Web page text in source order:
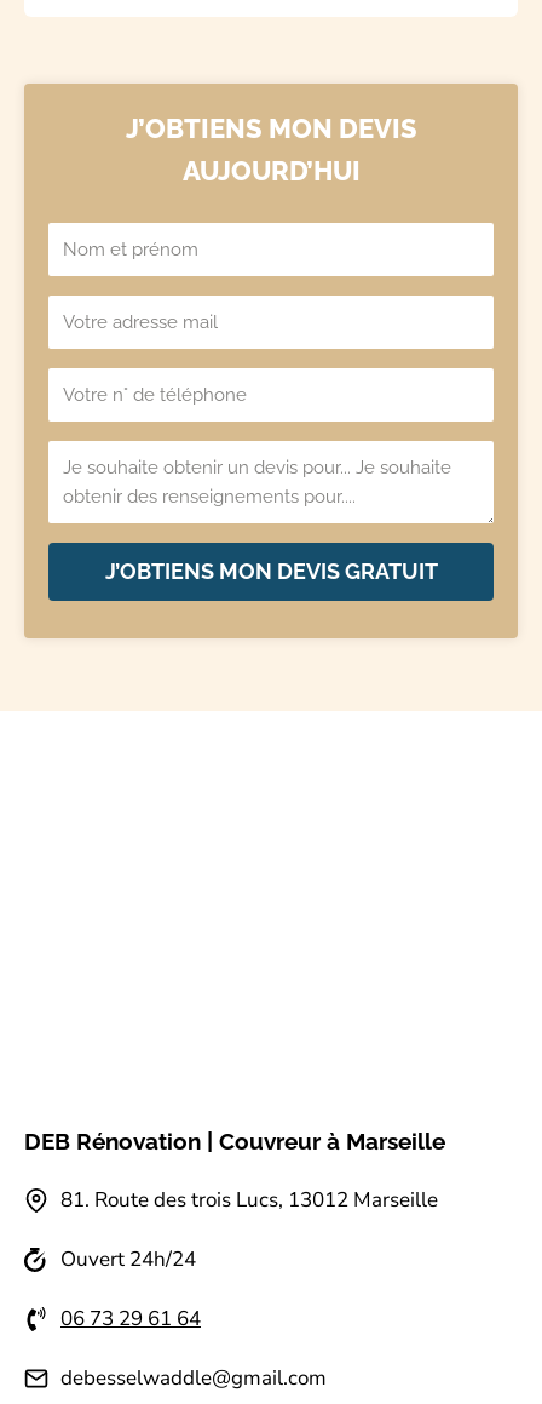
J’OBTIENS MON DEVIS
AUJOURD’HUI
J’OBTIENS MON DEVIS GRATUIT
DEB Rénovation | Couvreur à Marseille
81.⁠ ⁠Route des trois Lucs, 13012 Marseille
Ouvert 24h/24
06 73 29 61 64
debesselwaddle@gmail.com